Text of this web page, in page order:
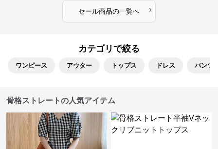
セール商品の一覧へ ›
カテゴリで絞る
ワンピース アウター トップス ドレス パンツ
骨格ストレートの人気アイテム